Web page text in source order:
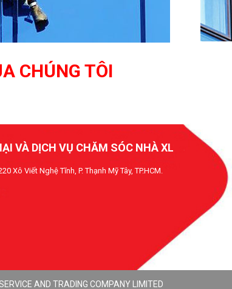
CHÚNG TÔI
VÀ DỊCH VỤ CHĂM SÓC NHÀ XL
Xô Viết Nghệ Tĩnh, P. Thạnh Mỹ Tây, TP.HCM.
AND TRADING COMPANY LIMITED